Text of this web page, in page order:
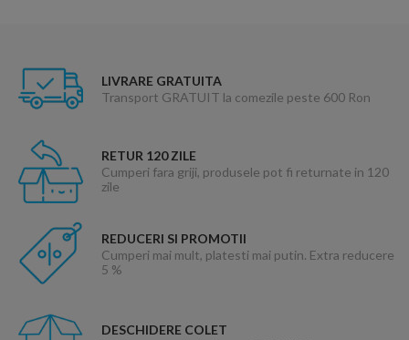
LIVRARE GRATUITA
Transport GRATUIT la comezile peste 600 Ron
RETUR 120 ZILE
Cumperi fara griji, produsele pot fi returnate in 120
zile
REDUCERI SI PROMOTII
Cumperi mai mult, platesti mai putin. Extra reducere
5 %
DESCHIDERE COLET